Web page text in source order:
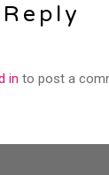
in to post a